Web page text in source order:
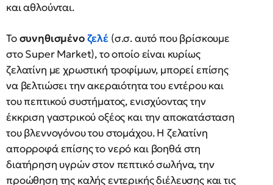
και αθλούνται.
Τοσυνηθισμένοζελέ (σ.σ. αυτό που βρίσκουμε
στο Super Market), το οποίο είναι κυρίως
ζελατίνη με χρωστική τροφίμων, μπορεί επίσης
να βελτιώσει την ακεραιότητα του εντέρου και
του πεπτικού συστήματος, ενισχύοντας την
έκκριση γαστρικού οξέος και την αποκατάσταση
του βλεννογόνου του στομάχου. Η ζελατίνη
απορροφά επίσης το νερό και βοηθά στη
διατήρηση υγρών στον πεπτικό σωλήνα, την
προώθηση της καλής εντερικής διέλευσης και τις